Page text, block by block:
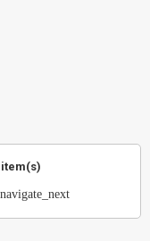
navigate_next